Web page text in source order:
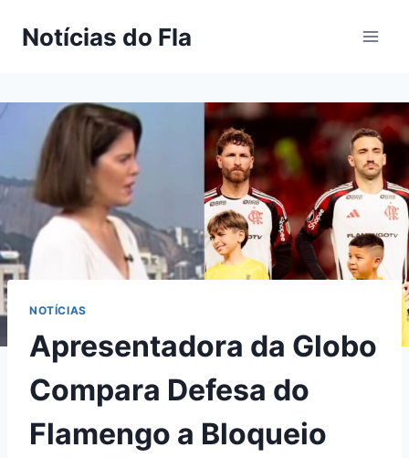
paraNotícias do Fla
NOTÍCIAS
Apresentadora da Globo
Compara Defesa do
Flamengo a Bloqueio